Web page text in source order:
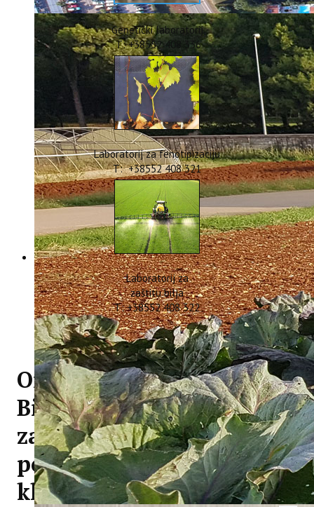
Genetički laboratorij
T: +38552 408 336
Laboratorij za fenotipizaciju
T: +38552 408 321
Laboratorij za
zaštitu bilja
T: +38552 408 322
Online radionica -
Bioraznolikost - podloga
za uspješniju prilagodbu
poljoprivrednih kultura
klimatskim promjenama